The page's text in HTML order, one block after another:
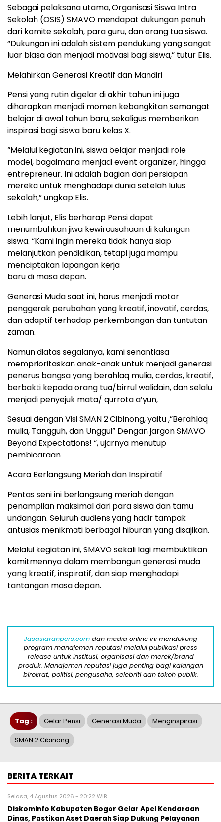
Sebagai pelaksana utama, Organisasi Siswa Intra
Sekolah (OSIS) SMAVO mendapat dukungan penuh
dari komite sekolah, para guru, dan orang tua siswa.
“Dukungan ini adalah sistem pendukung yang sangat
luar biasa dan menjadi motivasi bagi siswa,” tutur Elis.
Melahirkan Generasi Kreatif dan Mandiri
Pensi yang rutin digelar di akhir tahun ini juga
diharapkan menjadi momen kebangkitan semangat
belajar di awal tahun baru, sekaligus memberikan
inspirasi bagi siswa baru kelas X.
“Melalui kegiatan ini, siswa belajar menjadi role
model, bagaimana menjadi event organizer, hingga
entrepreneur. Ini adalah bagian dari persiapan
mereka untuk menghadapi dunia setelah lulus
sekolah,” ungkap Elis.
Lebih lanjut, Elis berharap Pensi dapat
menumbuhkan jiwa kewirausahaan di kalangan
siswa. “Kami ingin mereka tidak hanya siap
melanjutkan pendidikan, tetapi juga mampu
menciptakan lapangan kerja
baru di masa depan.
Generasi Muda saat ini, harus menjadi motor
penggerak perubahan yang kreatif, inovatif, cerdas,
dan adaptif terhadap perkembangan dan tuntutan
zaman.
Namun diatas segalanya, kami senantiasa
memprioritaskan anak-anak untuk menjadi generasi
penerus bangsa yang berahlaq mulia, cerdas, kreatif,
berbakti kepada orang tua/birrul walidain, dan selalu
menjadi penyejuk mata/ qurrota a’yun,
Sesuai dengan Visi SMAN 2 Cibinong, yaitu ,”Berahlaq
mulia, Tangguh, dan Unggul” Dengan jargon SMAVO
Beyond Expectations! “, ujarnya menutup
pembicaraan.
Acara Berlangsung Meriah dan Inspiratif
Pentas seni ini berlangsung meriah dengan
penampilan maksimal dari para siswa dan tamu
undangan. Seluruh audiens yang hadir tampak
antusias menikmati berbagai hiburan yang disajikan.
Melalui kegiatan ini, SMAVO sekali lagi membuktikan
komitmennya dalam membangun generasi muda
yang kreatif, inspiratif, dan siap menghadapi
tantangan masa depan.
Jasasiaranpers.com dan media online ini mendukung
program manajemen reputasi melalui publikasi press
release untuk institusi, organisasi dan merek/brand
produk. Manajemen reputasi juga penting bagi kalangan
birokrat, politisi, pengusaha, selebriti dan tokoh publik.
Tag : Gelar Pensi Generasi Muda Menginspirasi
SMAN 2 Cibinong
BERITA TERKAIT
Selasa, 4 Agustus 2026 - 20:22 WIB
Diskominfo Kabupaten Bogor Gelar Apel Kendaraan
Dinas, Pastikan Aset Daerah Siap Dukung Pelayanan